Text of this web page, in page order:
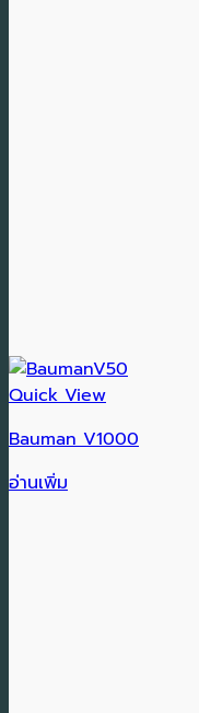
Quick View
Bauman V1000
อ่านเพิ่ม